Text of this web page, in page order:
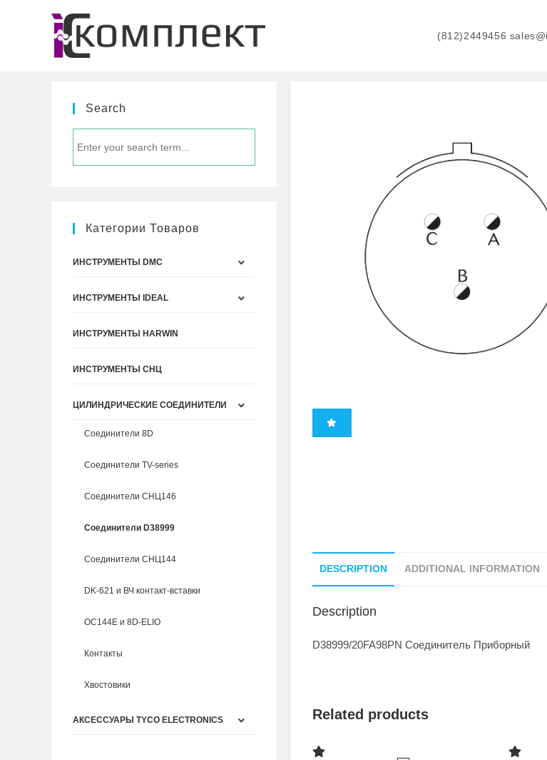
содержимому
(812)2449456
DESCRIPTION ADDITIONAL INFORMATION
Description
D38999/20FA98PN Соединитель Приборный
Related products
Search
Категории Товаров
ИНСТРУМЕНТЫ DMC
ИНСТРУМЕНТЫ IDEAL
ИНСТРУМЕНТЫ HARWIN
ИНСТРУМЕНТЫ СНЦ
ЦИЛИНДРИЧЕСКИЕ СОЕДИНИТЕЛИ
Соединители 8D
Соединители TV-series
Соединители СНЦ146
Соединители D38999
Соединители СНЦ144
DK-621 и ВЧ контакт-вставки
ОС144Е и 8D-ELIO
Контакты
Хвостовики
АКСЕССУАРЫ TYCO ELECTRONICS